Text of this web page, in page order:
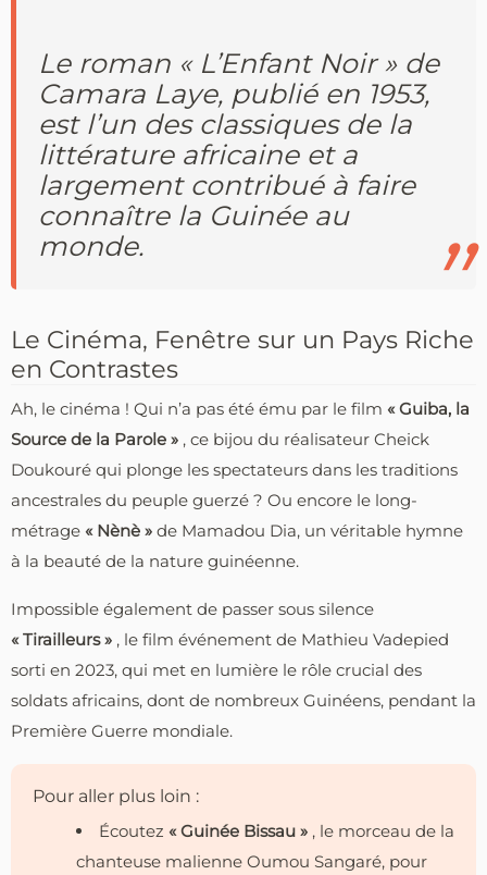
Le roman « L’Enfant Noir » de
Camara Laye, publié en 1953,
est l’un des classiques de la
littérature africaine et a
largement contribué à faire
connaître la Guinée au
monde.
Le Cinéma, Fenêtre sur un Pays Riche
en Contrastes
Ah, le cinéma ! Qui n’a pas été ému par le film « Guiba, la
Source de la Parole » , ce bijou du réalisateur Cheick
Doukouré qui plonge les spectateurs dans les traditions
ancestrales du peuple guerzé ? Ou encore le long-
métrage « Nènè » de Mamadou Dia, un véritable hymne
à la beauté de la nature guinéenne.
Impossible également de passer sous silence
« Tirailleurs » , le film événement de Mathieu Vadepied
sorti en 2023, qui met en lumière le rôle crucial des
soldats africains, dont de nombreux Guinéens, pendant la
Première Guerre mondiale.
Pour aller plus loin :
Écoutez « Guinée Bissau » , le morceau de la
chanteuse malienne Oumou Sangaré, pour